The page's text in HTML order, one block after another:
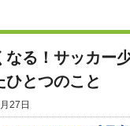
る！サッカー
とつのこと
27日